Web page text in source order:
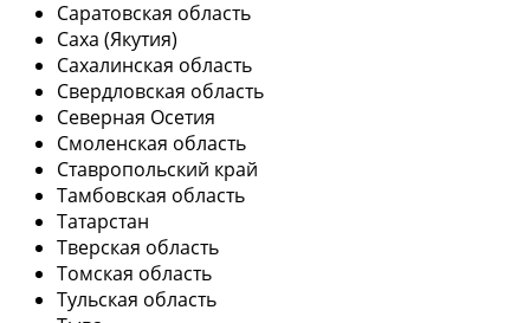
Саратовская область
Саха (Якутия)
Сахалинская область
Свердловская область
Северная Осетия
Смоленская область
Ставропольский край
Тамбовская область
Татарстан
Тверская область
Томская область
Тульская область